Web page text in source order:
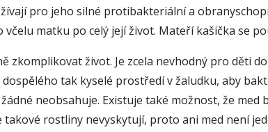
pro jeho silné protibakteriální a
matku po celý její život. Mateří kašička se
zkomplikovat život. Je zcela nevhodný pro děti
tak kyselé prostředí v žaludku, aby
neobsahuje. Existuje také možnost, že med
rostliny nevyskytují, proto ani med není